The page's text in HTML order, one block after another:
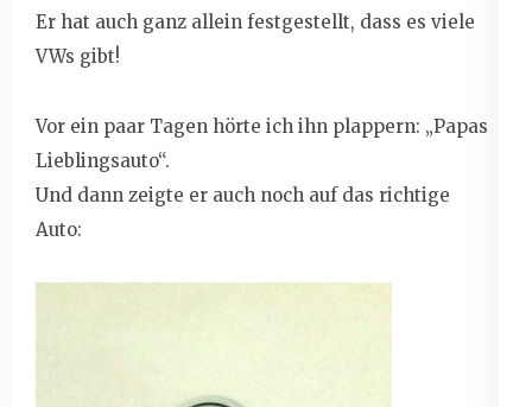
Er hat auch ganz allein festgestellt, dass es viele
VWs gibt!
Vor ein paar Tagen hörte ich ihn plappern: „Papas
Lieblingsauto“.
Und dann zeigte er auch noch auf das richtige
Auto: